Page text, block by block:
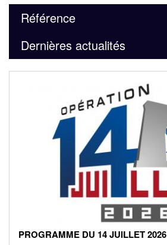
Référence
Dernières actualités
PROGRAMME DU 14 JUILLET 2026